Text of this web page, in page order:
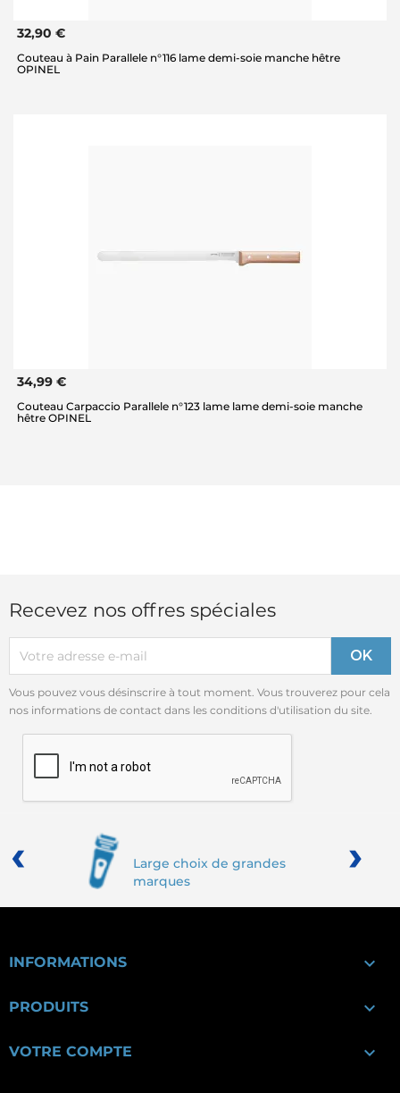
32,90 €
Couteau à Pain Parallele n°116 lame demi-soie manche hêtre
OPINEL
34,99 €
Couteau Carpaccio Parallele n°123 lame lame demi-soie manche
hêtre OPINEL
Recevez nos offres spéciales
Vous pouvez vous désinscrire à tout moment. Vous trouverez pour cela
nos informations de contact dans les conditions d'utilisation du site.
Large choix de grandes
marques
‹ ›
INFORMATIONS 
PRODUITS 
VOTRE COMPTE 